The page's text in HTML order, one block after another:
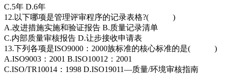
C.5年 D.6年
12.以下哪项是管理评审程序的记录表格?( )
A.改进措施实施和验证报告 B.质量记录清单
C.内部质量审核报告 D.让步接收申请表
13.下列各项是ISO9000：2000族标准的核心标准的是( )
A.ISO9003：2001 B.ISO10012：2001
C.ISO/TR10014：1998 D.ISO19011—质量/环境审核指南